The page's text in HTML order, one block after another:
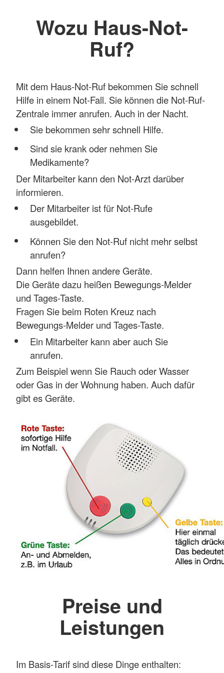
Wozu Haus-Not-
Ruf?
Mit dem Haus-Not-Ruf bekommen Sie schnell
Hilfe in einem Not-Fall. Sie können die Not-Ruf-
Zentrale immer anrufen. Auch in der Nacht.
Sie bekommen sehr schnell Hilfe.
Sind sie krank oder nehmen Sie
Medikamente?
Der Mitarbeiter kann den Not-Arzt darüber
informieren.
Der Mitarbeiter ist für Not-Rufe
ausgebildet.
Können Sie den Not-Ruf nicht mehr selbst
anrufen?
Dann helfen Ihnen andere Geräte.
Die Geräte dazu heißen Bewegungs-Melder
und Tages-Taste.
Fragen Sie beim Roten Kreuz nach
Bewegungs-Melder und Tages-Taste.
Ein Mitarbeiter kann aber auch Sie
anrufen.
Zum Beispiel wenn Sie Rauch oder Wasser
oder Gas in der Wohnung haben. Auch dafür
gibt es Geräte.
Preise und
Leistungen
Im Basis-Tarif sind diese Dinge enthalten: